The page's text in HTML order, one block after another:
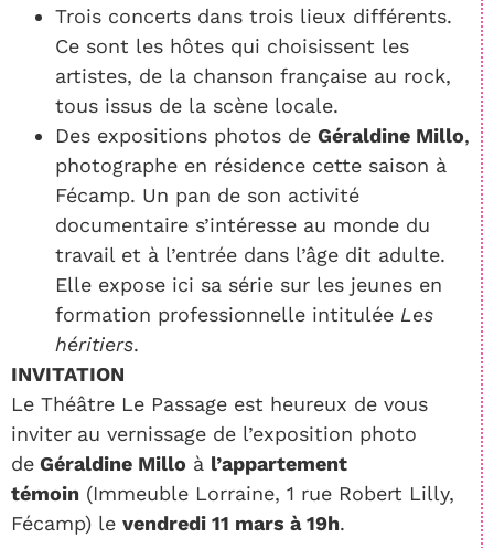
Trois concerts dans trois lieux différents.
Ce sont les hôtes qui choisissent les
artistes, de la chanson française au rock,
tous issus de la scène locale.
Des expositions photos de Géraldine Millo,
photographe en résidence cette saison à
Fécamp. Un pan de son activité
documentaire s’intéresse au monde du
travail et à l’entrée dans l’âge dit adulte.
Elle expose ici sa série sur les jeunes en
formation professionnelle intitulée Les
héritiers.
INVITATION
Le Théâtre Le Passage est heureux de vous
inviter au vernissage de l’exposition photo
de Géraldine Millo à l’appartement
témoin (Immeuble Lorraine, 1 rue Robert Lilly,
Fécamp) le vendredi 11 mars à 19h.